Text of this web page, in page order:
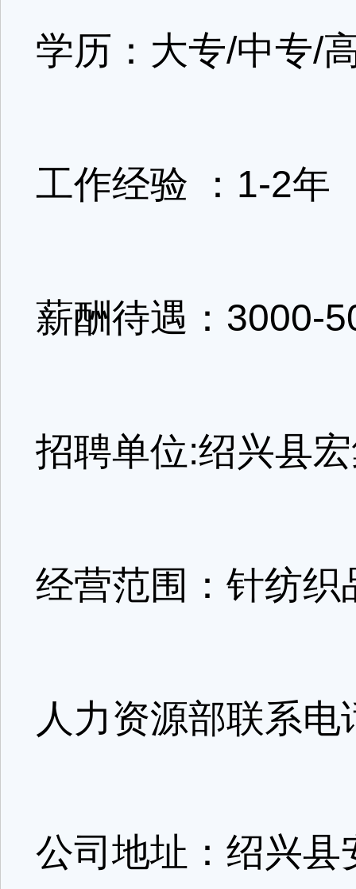
学历：大专/中专/
工作经验 ：1-2年
薪酬待遇：3000-
招聘单位:绍兴县
经营范围：针纺
人力资源部联系
公司地址：绍兴